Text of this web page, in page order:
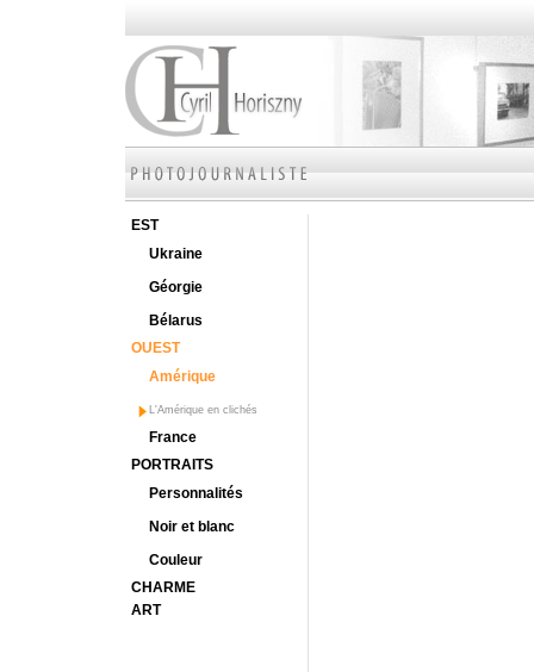
EST
Ukraine
Géorgie
Bélarus
OUEST
Amérique
L'Amérique en clichés
France
PORTRAITS
Personnalités
Noir et blanc
Couleur
CHARME
ART